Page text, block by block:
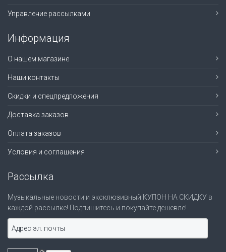
Управление рассылками
Информация
О нашем магазине
Наши контакты
Скидки и спецпредложения
Доставка заказов
Оплата заказов
Условия и соглашения
Рассылка
Музыкальные новости и эксклюзивный КУПОН НА СКИДКУ в
каждой рассылке! Подпишитесь и покупайте дешевле!